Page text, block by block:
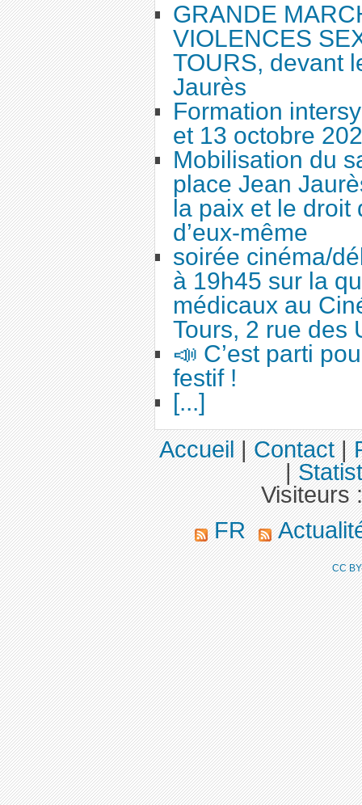
GRANDE
VIOLENCES
TOURS, devant
Jaurès
Formation
et 13 octobre
Mobilisation du
place Jean
la paix et le
d’eux-même
soirée cinéma/
à 19h45 sur la
médicaux au
Tours, 2 rue des
📣 C’est parti
festif !
[...]
Accueil|Contact|
|
Visiteurs
FR
CC